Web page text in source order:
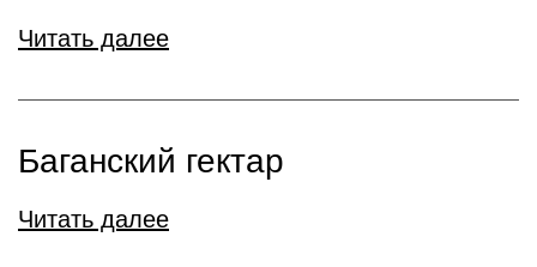
Читать далее
Баганский гектар
Читать далее